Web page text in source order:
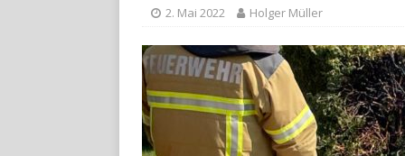
2. Mai 2022 Holger Müller